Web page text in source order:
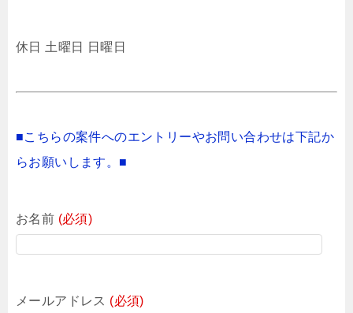
休日 土曜日 日曜日
■こちらの案件へのエントリーやお問い合わせは下記か
らお願いします。■
お名前 (必須)
メールアドレス (必須)